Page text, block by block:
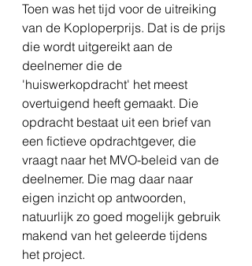
Toen was het tijd voor de uitreiking
van de Koploperprijs. Dat is de prijs
die wordt uitgereikt aan de
deelnemer die de
'huiswerkopdracht' het meest
overtuigend heeft gemaakt. Die
opdracht bestaat uit een brief van
een fictieve opdrachtgever, die
vraagt naar het MVO-beleid van de
deelnemer. Die mag daar naar
eigen inzicht op antwoorden,
natuurlijk zo goed mogelijk gebruik
makend van het geleerde tijdens
het project.